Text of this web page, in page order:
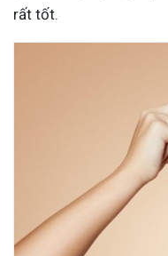
rất tốt.